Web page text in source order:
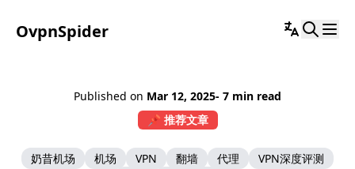
OvpnSpider
Published on Mar 12, 2025- 7 min read
📌 推荐文章
奶昔机场 机场 VPN 翻墙 代理
VPN深度评测